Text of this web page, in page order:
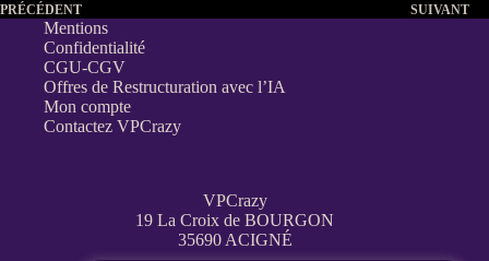
PRÉCÉDENT SUIVANT
Mentions
Confidentialité
CGU-CGV
Offres de Restructuration avec l’IA
Mon compte
Contactez VPCrazy
VPCrazy
19 La Croix de BOURGON
35690 ACIGNÉ